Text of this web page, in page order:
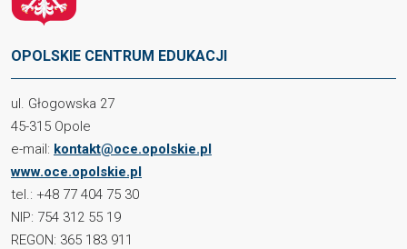
OPOLSKIE CENTRUM EDUKACJI
ul. Głogowska 27
45-315 Opole
e-mail: kontakt@oce.opolskie.pl
www.oce.opolskie.pl
tel.: +48 77 404 75 30
NIP: 754 312 55 19
REGON: 365 183 911